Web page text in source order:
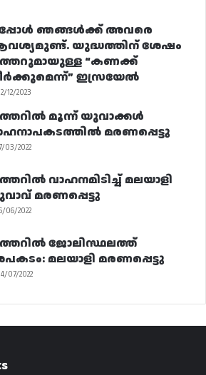
ഞങ്ങൾക്ക് അവരെ
യുദ്ധത്തിന് ശേഷം
“കണക്ക്
ഇസ്രയേൽ
12/2023
മൂന്ന് യുവാക്കൾ
മരണപ്പെട്ടു
03/2022
വാഹനമിടിച്ച് മലയാളി
മരണപ്പെട്ടു
06/2022
ജോലിസ്ഥലത്ത്
മലയാളി മരണപ്പെട്ടു
07/2022